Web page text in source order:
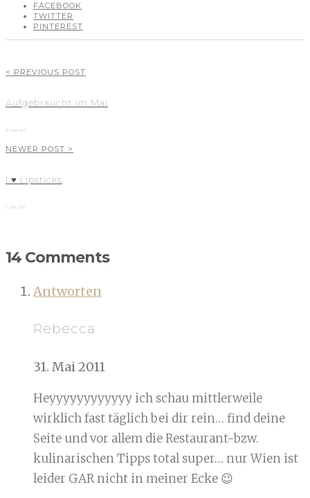
FACEBOOK
TWITTER
PINTEREST
< PREVIOUS POST
Aufgebraucht im Mai
31. Mai 2011
NEWER POST >
I ♥ Lipsticks
1. Juni 2011
14 Comments
Antworten
Rebecca
31. Mai 2011
Heyyyyyyyyyyyy ich schau mittlerweile
wirklich fast täglich bei dir rein… find deine
Seite und vor allem die Restaurant-bzw.
kulinarischen Tipps total super… nur Wien ist
leider GAR nicht in meiner Ecke 😉